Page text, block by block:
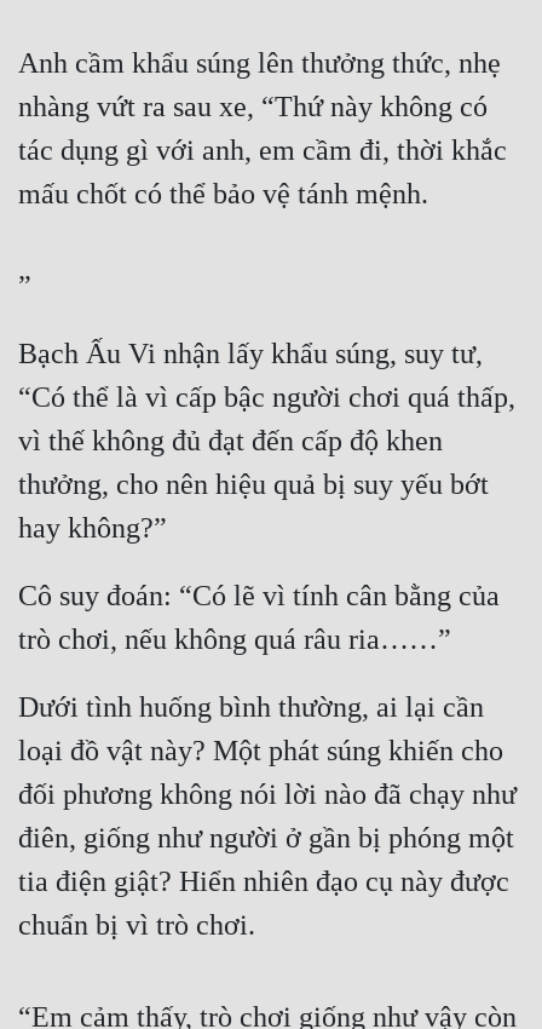
Ngôn Tình
Ngược
Nữ Phụ
Phản Phái
Quan Trường
Quân Sự
Thanh Xuân
Tiên Hiệp
Tiểu Thuyết
Triều Đấu
Trọng Sinh
Anh cầm khẩu súng lên thưởng thức, nhẹ
nhàng vứt ra sau xe, “Thứ này không có
tác dụng gì với anh, em cầm đi, thời khắc
mấu chốt có thể bảo vệ tánh mệnh.
”
Bạch Ấu Vi nhận lấy khẩu súng, suy tư,
“Có thể là vì cấp bậc người chơi quá thấp,
vì thế không đủ đạt đến cấp độ khen
thưởng, cho nên hiệu quả bị suy yếu bớt
hay không?”
Cô suy đoán: “Có lẽ vì tính cân bằng của
trò chơi, nếu không quá râu ria……”
Dưới tình huống bình thường, ai lại cần
loại đồ vật này? Một phát súng khiến cho
đối phương không nói lời nào đã chạy như
điên, giống như người ở gần bị phóng một
tia điện giật? Hiển nhiên đạo cụ này được
chuẩn bị vì trò chơi.
“Em cảm thấy, trò chơi giống như vậy còn